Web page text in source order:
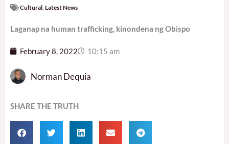
Cultural Latest News
Laganap na human trafficking, kinondena ng Obispo
February 8, 2022 10:15 am
Norman Dequia
SHARE THE TRUTH